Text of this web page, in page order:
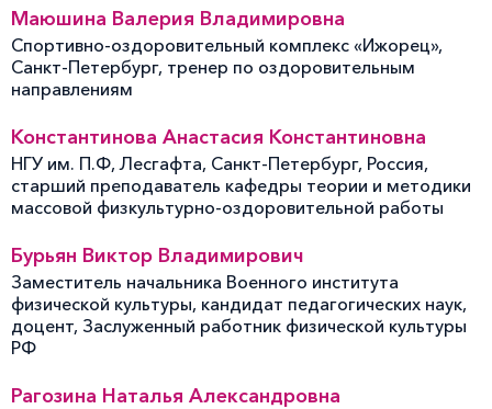
Маюшина Валерия Владимировна
Спортивно-оздоровительный комплекс «Ижорец»,
Санкт-Петербург, тренер по оздоровительным
направлениям
Константинова Анастасия Константиновна
НГУ им. П.Ф, Лесгафта, Санкт-Петербург, Россия,
старший преподаватель кафедры теории и методики
массовой физкультурно-оздоровительной работы
Бурьян Виктор Владимирович
Заместитель начальника Военного института
физической культуры, кандидат педагогических наук,
доцент, Заслуженный работник физической культуры
РФ
Рагозина Наталья Александровна